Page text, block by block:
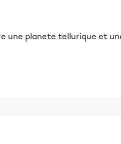
une planete tellurique et